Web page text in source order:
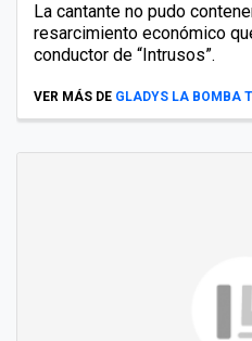
La cantante no pudo
resarcimiento económico
conductor de “Intrusos”.
VER MÁS DE GLADYS LA BOMBA